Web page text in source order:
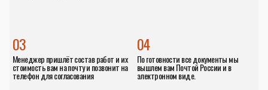
04
По готовности все документы мы
вышлем вам Почтой России и в
электронном виде.
03
Менеджер пришлёт состав работ и их
стоимость вам на почту и позвонит на
телефон для согласования